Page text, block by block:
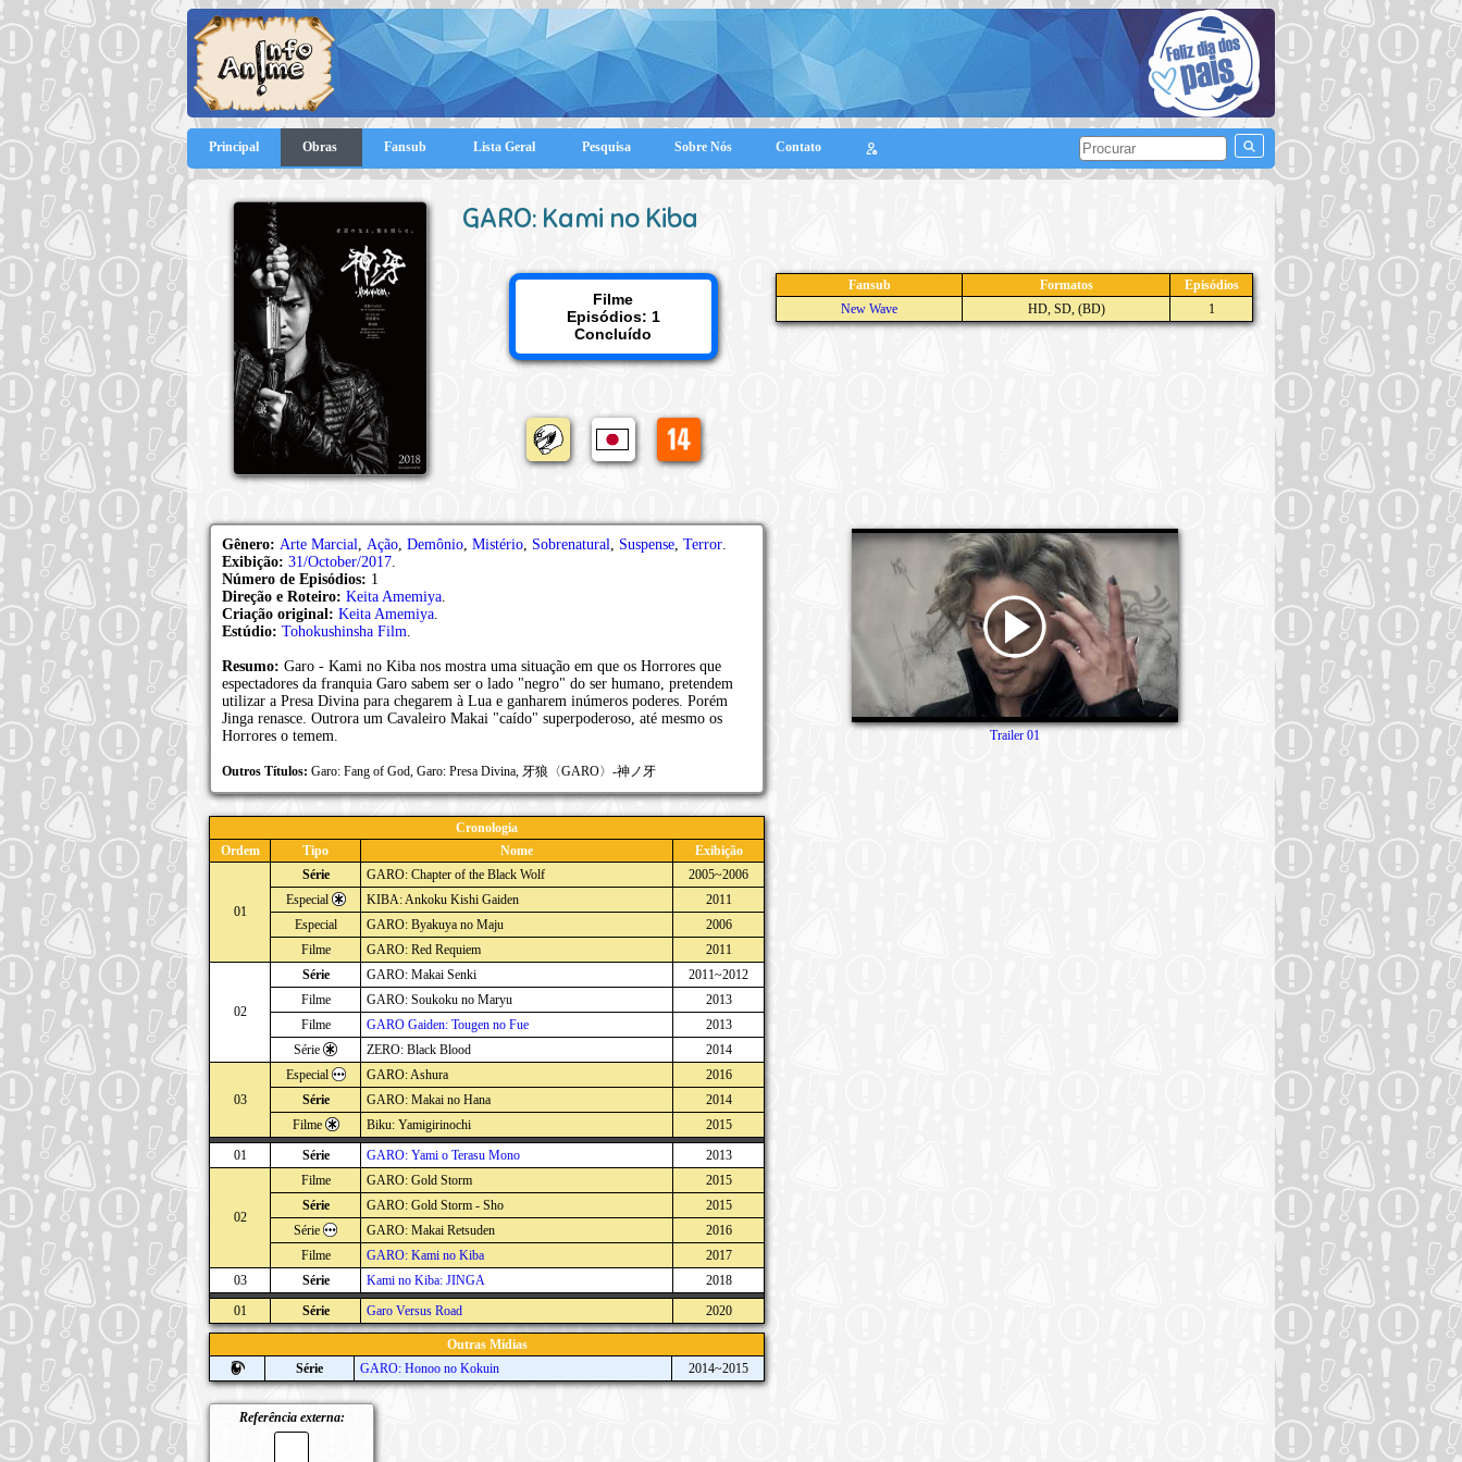
Principal Obras Fansub Lista Geral Pesquisa Sobre Nós Contato
GARO: Kami no Kiba
Filme
Episódios: 1
Concluído
Fansub Formatos
Episódios
New Wave
HD, SD, (BD) 1
Gênero: Arte Marcial, Ação, Demônio, Mistério, Sobrenatural, Suspense, Terror.
Exibição: 31/October/2017.
Número de Episódios: 1
Direção e Roteiro: Keita Amemiya.
Criação original: Keita Amemiya.
Estúdio: Tohokushinsha Film.
Resumo: Garo - Kami no Kiba nos mostra uma situação em que os Horrores que
espectadores da franquia Garo sabem ser o lado "negro" do ser humano, pretendem
utilizar a Presa Divina para chegarem à Lua e ganharem inúmeros poderes. Porém
Jinga renasce. Outrora um Cavaleiro Makai "caído" superpoderoso, até mesmo os
Horrores o temem.
Outros Títulos: Garo: Fang of God, Garo: Presa Divina, 牙狼〈GARO〉-神ノ牙
Cronologia
Ordem
Tipo Nome Exibição
01
Série GARO: Chapter of the Black Wolf
2005~2006
Especial
KIBA: Ankoku Kishi Gaiden
2011
Especial
GARO: Byakuya no Maju
2006
Filme
GARO: Red Requiem 2011
02
Série GARO: Makai Senki
2011~2012
Filme
GARO: Soukoku no Maryu
2013
Filme
GARO Gaiden: Tougen no Fue
2013
Série
ZERO: Black Blood 2014
03
Especial GARO: Ashura
2016
Série
GARO: Makai no Hana
2014
Filme
Biku: Yamigirinochi
2015
01
Série GARO: Yami o Terasu Mono 2013
02
Filme GARO: Gold Storm
2015
Série
GARO: Gold Storm - Sho
2015
Série
GARO: Makai Retsuden
2016
Filme
GARO: Kami no Kiba
2017
03
Série Kami no Kiba: JINGA
2018
01
Série Garo Versus Road 2020
Outras Mídias
Série
GARO: Honoo no Kokuin 2014~2015
Referência externa:
Trailer 01